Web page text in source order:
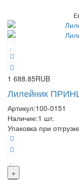
1 688.85RUB
Лилейник
Артикул:100-0151
Наличие:1 шт.
Упаковка при
+